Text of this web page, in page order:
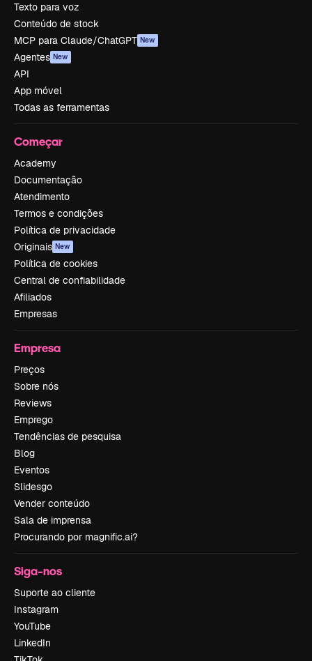
Texto para voz
Conteúdo de stock
MCP para Claude/ChatGPT New
Agentes New
API
App móvel
Todas as ferramentas
Começar
Academy
Documentação
Atendimento
Termos e condições
Política de privacidade
Originais New
Política de cookies
Central de confiabilidade
Afiliados
Empresas
Empresa
Preços
Sobre nós
Reviews
Emprego
Tendências de pesquisa
Blog
Eventos
Slidesgo
Vender conteúdo
Sala de imprensa
Procurando por magnific.ai?
Siga-nos
Suporte ao cliente
Instagram
YouTube
LinkedIn